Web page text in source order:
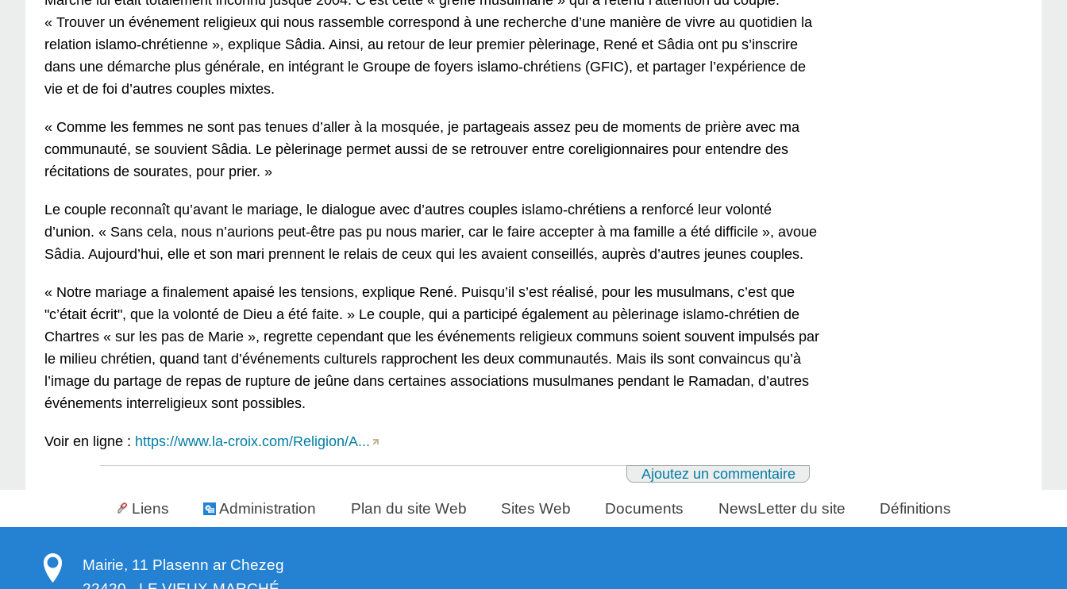
« Trouver un événement religieux qui nous rassemble correspond à une recherche d’une manière de vivre au quotidien la
relation islamo-chrétienne », explique Sâdia. Ainsi, au retour de leur premier pèlerinage, René et Sâdia ont pu s’inscrire
dans une démarche plus générale, en intégrant le Groupe de foyers islamo-chrétiens (GFIC), et partager l’expérience de
vie et de foi d’autres couples mixtes.
« Comme les femmes ne sont pas tenues d’aller à la mosquée, je partageais assez peu de moments de prière avec ma
communauté, se souvient Sâdia. Le pèlerinage permet aussi de se retrouver entre coreligionnaires pour entendre des
récitations de sourates, pour prier. »
Le couple reconnaît qu’avant le mariage, le dialogue avec d’autres couples islamo-chrétiens a renforcé leur volonté
d’union. « Sans cela, nous n’aurions peut-être pas pu nous marier, car le faire accepter à ma famille a été difficile », avoue
Sâdia. Aujourd’hui, elle et son mari prennent le relais de ceux qui les avaient conseillés, auprès d’autres jeunes couples.
« Notre mariage a finalement apaisé les tensions, explique René. Puisqu’il s’est réalisé, pour les musulmans, c’est que
"c’était écrit", que la volonté de Dieu a été faite. » Le couple, qui a participé également au pèlerinage islamo-chrétien de
Chartres « sur les pas de Marie », regrette cependant que les événements religieux communs soient souvent impulsés par
le milieu chrétien, quand tant d’événements culturels rapprochent les deux communautés. Mais ils sont convaincus qu’à
l’image du partage de repas de rupture de jeûne dans certaines associations musulmanes pendant le Ramadan, d’autres
événements interreligieux sont possibles.
Voir en ligne : https://www.la-croix.com/Religion/A...
Ajoutez un commentaire
Liens Administration Plan du site Web Sites Web Documents NewsLetter du site Définitions
Mairie, 11 Plasenn ar Chezeg